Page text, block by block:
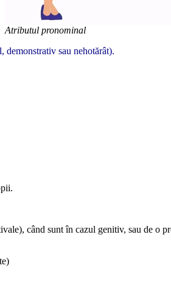
Atributul pronominal
demonstrativ sau nehotărât).
când sunt în cazul genitiv, sau de o